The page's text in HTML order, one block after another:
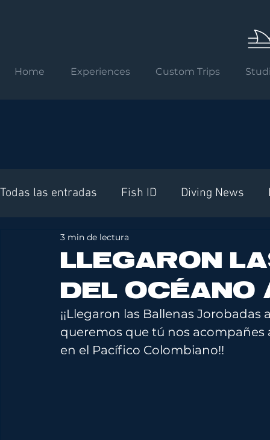
Home Experiences Custom Trips
Todas las entradas Fish ID Diving News
Requisitos internacionales
LLEGARON
DEL OCÉANO
3 min de lectura
¡¡Llegaron las Ballenas
queremos que tú nos
en el Pacífico Colombiano!!